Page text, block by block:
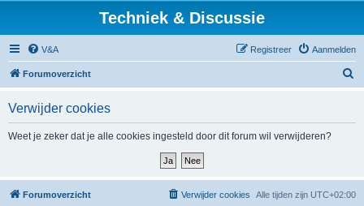
Techniek & Discussie
V&A Aanmelden
Registreer
Forumoverzicht
Verwijder cookies
Weet je zeker dat je alle cookies ingesteld door dit forum wil verwijderen?
Forumoverzicht Alle tijden zijn UTC+02:00
Verwijder cookies